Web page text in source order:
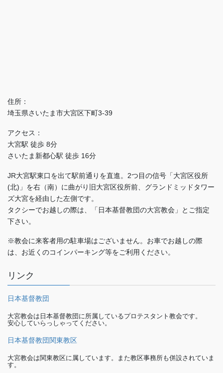
住所：
埼玉県さいたま市大宮区下町3-39
アクセス：
大宮駅 徒歩 8分
さいたま新都心駅 徒歩 16分
JR大宮駅東口を出て駅前通りを直進。2つ目の信号「大宮区役所
(北)」を右（南）に曲がり旧大宮区役所前、グランドミッドタワー
ズ大宮を経由した左側です。
タクシーでお越しの際は、「日本基督教団の大宮教会」とご指定
下さい。
※教会に来客者用の駐車場はございません。お車でお越しの際
は、お近くのコインパーキング等をご利用ください。
リンク
日本基督教団
大宮教会は日本基督教団に所属しているプロテスタント教会です。
安心していらっしゃってください。
日本基督教団関東教区
大宮教会は関東教区に属しています。また教区事務所も併設されていま
す。